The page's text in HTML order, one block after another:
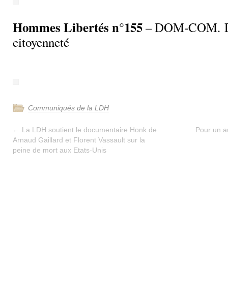
Hommes Libertés n°155– DOM-COM.
citoyenneté
Communiqués de la LDH
← La LDH soutient le documentaire Honk de
Arnaud Gaillard et Florent Vassault sur la
peine de mort aux Etats-Unis
Pour un